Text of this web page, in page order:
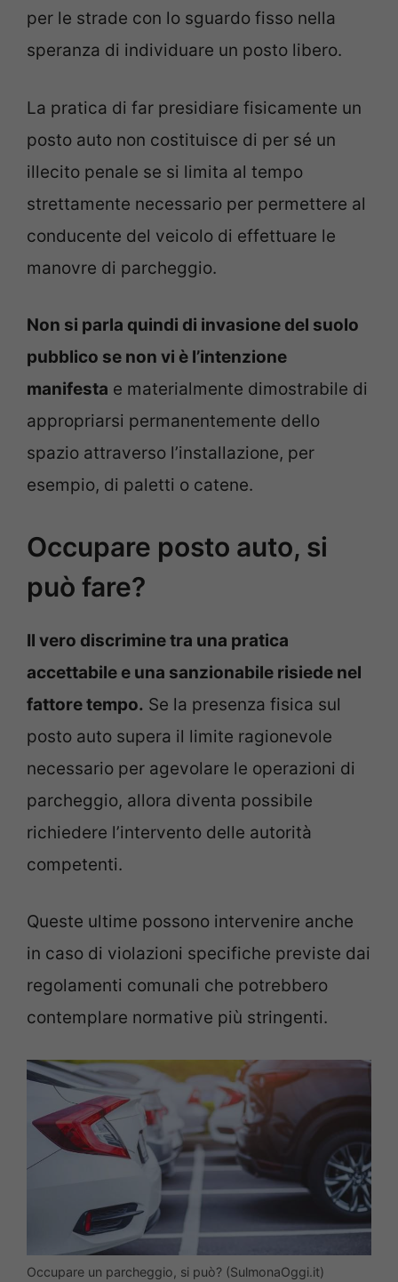
per le strade con lo sguardo fisso nella
speranza di individuare un posto libero.
La pratica di far presidiare fisicamente un
posto auto non costituisce di per sé un
illecito penale se si limita al tempo
strettamente necessario per permettere al
conducente del veicolo di effettuare le
manovre di parcheggio.
Non si parla quindi di invasione del suolo
pubblico se non vi è l’intenzione
manifesta e materialmente dimostrabile di
appropriarsi permanentemente dello
spazio attraverso l’installazione, per
esempio, di paletti o catene.
Occupare posto auto, si
può fare?
Il vero discrimine tra una pratica
accettabile e una sanzionabile risiede nel
fattore tempo. Se la presenza fisica sul
posto auto supera il limite ragionevole
necessario per agevolare le operazioni di
parcheggio, allora diventa possibile
richiedere l’intervento delle autorità
competenti.
Queste ultime possono intervenire anche
in caso di violazioni specifiche previste dai
regolamenti comunali che potrebbero
contemplare normative più stringenti.
Occupare un parcheggio, si può? (SulmonaOggi.it)